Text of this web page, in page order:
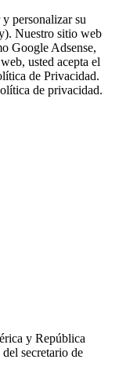
personalizar su
Nuestro sitio web
Google Adsense,
usted acepta el
de Privacidad.
de privacidad.
y República
secretario de